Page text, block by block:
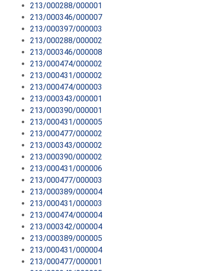
213/000288/000001
213/000346/000007
213/000397/000003
213/000288/000002
213/000346/000008
213/000474/000002
213/000431/000002
213/000474/000003
213/000343/000001
213/000390/000001
213/000431/000005
213/000477/000002
213/000343/000002
213/000390/000002
213/000431/000006
213/000477/000003
213/000389/000004
213/000431/000003
213/000474/000004
213/000342/000004
213/000389/000005
213/000431/000004
213/000477/000001